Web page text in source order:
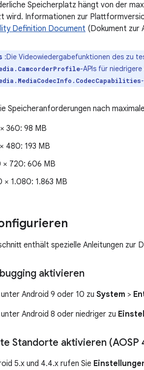
Speicherplatz hängt von der
wird. Informationen zur
Definition Document (Dokument zur
:Die Videowiedergabefunktionen des zu
-APIs für
Speicheranforderungen nach
360: 98 MB
480: 193 MB
× 720: 606 MB
× 1.080: 1.863 MB
enthält spezielle Anleitungen zur
aktivieren
Android 9 oder 10 zu System >
Android 8 oder niedriger zu
Standorte aktivieren (AOSP
5.x und 4.4.x rufen Sie